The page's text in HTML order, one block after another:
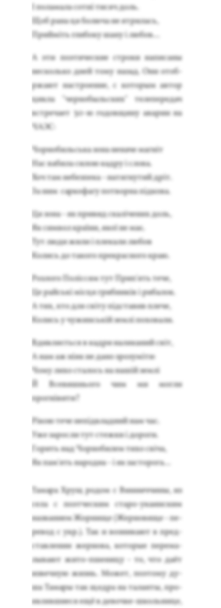
І по­лама­ла сотні ти­сяч доль.
Щоб ра­на ця бо­люча не ят­ри­лась,
Прийміть гли­боку ша­ну і лю­бов...
А эти по­эти­чес­кие стро­ки на­писа­ны
нес­коль­ко дней то­му на­зад. Они отоб­
ржа­ют нас­тро­ение, с ко­торым ав­тор
цик­ла "чер­но­быль­ских" те­лепе­редач
встре­ча­ет 30-ю го­дов­щи­ну ава­рии на
ЧА­ЭС:
Чор­но­биль­ська зо­на не­наче магніт
Нас ва­била си­лою кад­ру і сло­ва.
Хоч там не­без­пе­ка - на­тяг­ну­тий дріт.
За ним сар­ко­фагу пот­ворна підко­ва.
Ця зо­на - як при­вид скаліче­них доль,
Як сим­вол країни, якої не має.
Тут лю­ди жи­ли і пле­кали лю­бов
Ко­лись до та­кого прек­расно­го краю.
Роз­ло­го Поліссям тут Прип'ять те­че,
Це рай­ські місця гриб­ників і ри­балок.
А тих, хто для світу підста­вив пле­че,
Ко­лись у чу­жинській землі по­хова­ли.
Вдив­ляєть­ся в кад­ри на­ляка­ний світ,
А нам аж ніяк не да­но зро­зуміти:
Чо­му ли­хо ста­лось на нашій землі
Й Все­вишнь­ого чим ми мог­ли
прогніви­ти?
Рікою те­че непідвлад­ний нам час.
Уже за­рос­ли тут стеж­ки і до­роги.
Го­рить над Чор­но­билем ти­хо свіча,
Як пам'ять на­род­на - і як зас­то­рога...
Та­мара Хрущ ро­дом с Вин­ниччи­ны, из
се­ла с по­эт­ческим ста­ро-ука­ин­ским
наз­ва­ни­ем Жор­ни­ще (Жер­но­вище - пе­
ревод с укр.). Так и воз­ни­ка­ют в пред­
став­ле­нии жер­но­ва, ко­торые пе­рема­
лыва­ют жи­то-пше­ницу - то, что да­ёт
из­вечную жизнь. Мо­жет, по­это­му ду­
ша Та­мары так щед­ра на та­лан­ты, про­
яв­лявши­еся ещё в де­воч­ке-школь­ни­це,